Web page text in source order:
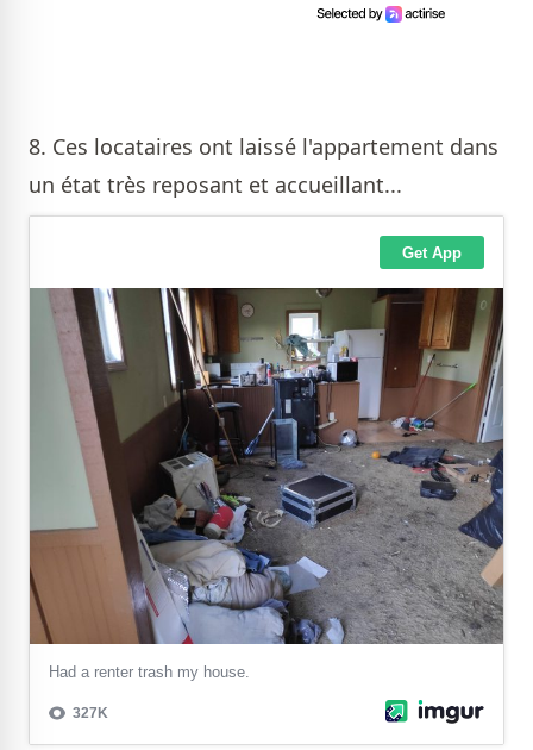
8. Ces locataires ont laissé l'appartement dans
un état très reposant et accueillant...